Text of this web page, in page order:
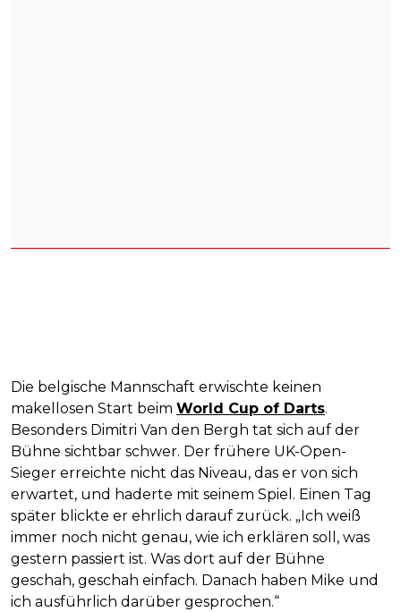
Die belgische Mannschaft erwischte keinen
makellosen Start beim World Cup of Darts.
Besonders Dimitri Van den Bergh tat sich auf der
Bühne sichtbar schwer. Der frühere UK-Open-
Sieger erreichte nicht das Niveau, das er von sich
erwartet, und haderte mit seinem Spiel. Einen Tag
später blickte er ehrlich darauf zurück. „Ich weiß
immer noch nicht genau, wie ich erklären soll, was
gestern passiert ist. Was dort auf der Bühne
geschah, geschah einfach. Danach haben Mike und
ich ausführlich darüber gesprochen.“